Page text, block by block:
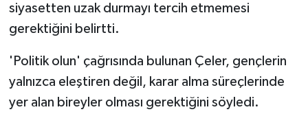
siyasetten uzak durmayı tercih etmemesi
gerektiğini belirtti.
'Politik olun' çağrısında bulunan Çeler, gençlerin
yalnızca eleştiren değil, karar alma süreçlerinde
yer alan bireyler olması gerektiğini söyledi.